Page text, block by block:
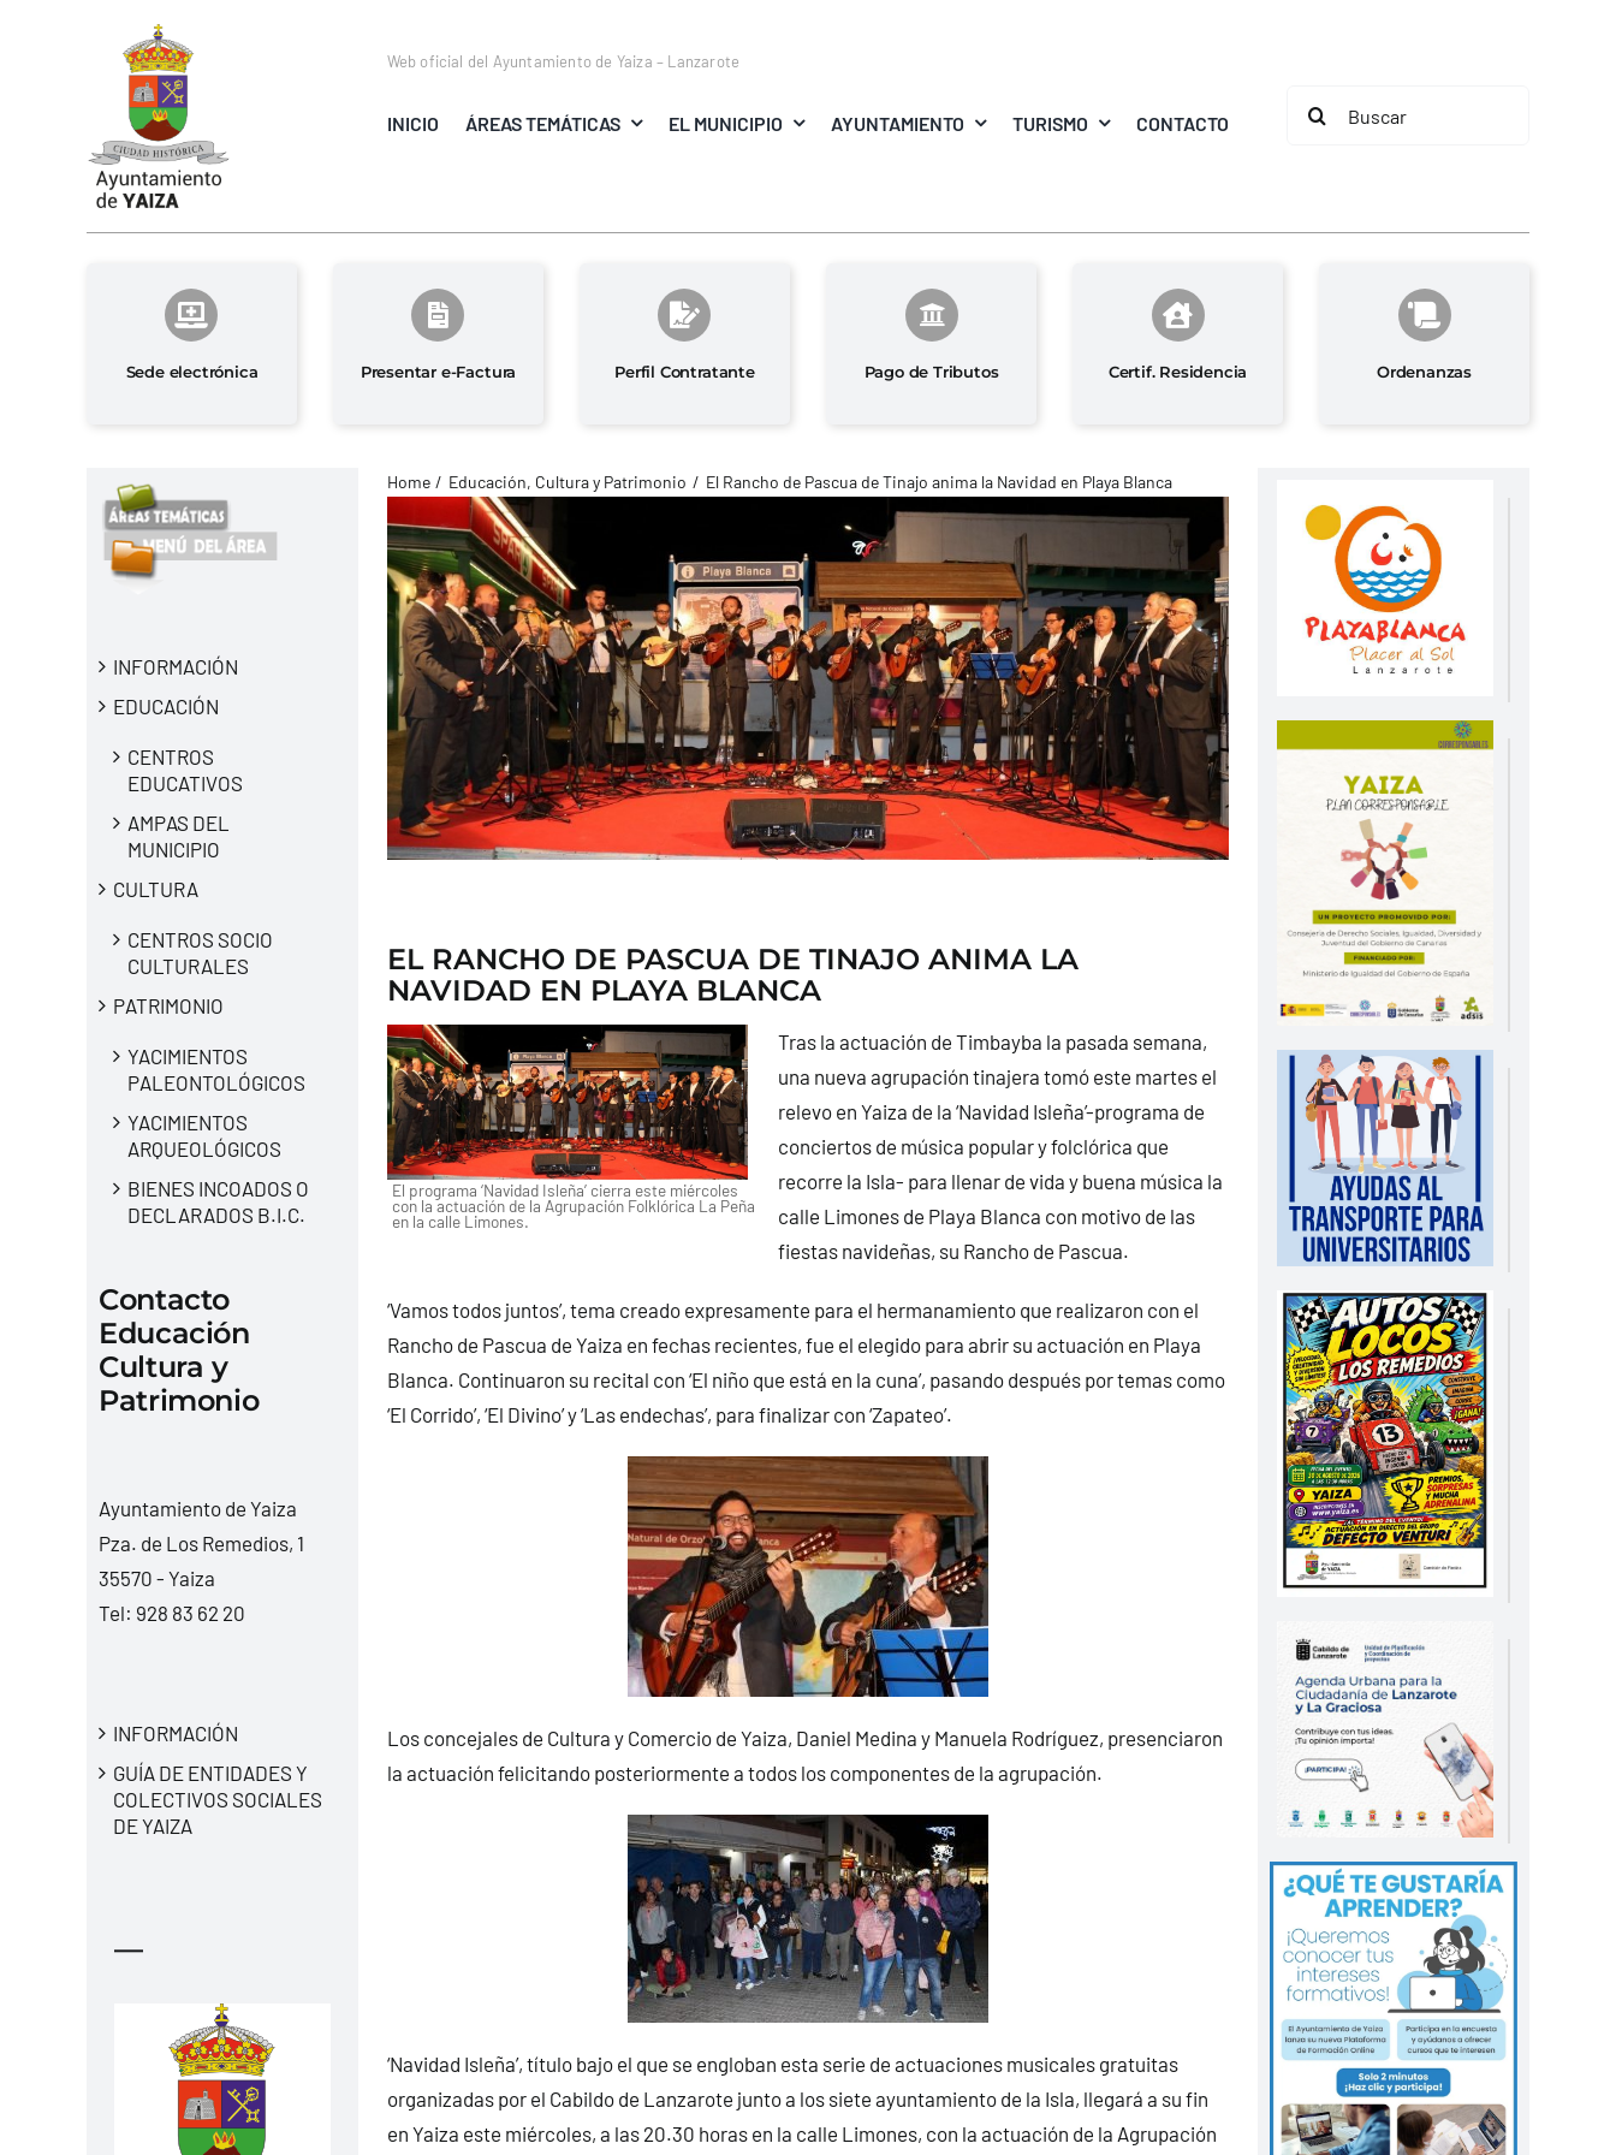
Web oficial del Ayuntamiento de Yaiza – Lanzarote
INICIO ÁREAS TEMÁTICAS EL MUNICIPIO AYUNTAMIENTO TURISMO CONTACTO
Buscar:
Sede electrónica Presentar e-Factura Perfil Contratante Pago de Tributos Certif. Residencia Ordenanzas
INFORMACIÓN
EDUCACIÓN
CENTROS
EDUCATIVOS
AMPAS DEL
MUNICIPIO
CULTURA
CENTROS SOCIO
CULTURALES
PATRIMONIO
YACIMIENTOS
PALEONTOLÓGICOS
YACIMIENTOS
ARQUEOLÓGICOS
BIENES INCOADOS O
DECLARADOS B.I.C.
Contacto
Educación
Cultura y
Patrimonio
Ayuntamiento de Yaiza
Pza. de Los Remedios, 1
35570 - Yaiza
Tel: 928 83 62 20
INFORMACIÓN
GUÍA DE ENTIDADES Y
COLECTIVOS SOCIALES
DE YAIZA
—
Home Educación, Cultura y Patrimonio El Rancho de Pascua de Tinajo anima la Navidad en Playa Blanca
EL RANCHO DE PASCUA DE TINAJO ANIMA LA
NAVIDAD EN PLAYA BLANCA
El programa ‘Navidad Isleña’ cierra este miércoles
con la actuación de la Agrupación Folklórica La Peña
en la calle Limones.
Tras la actuación de Timbayba la pasada semana,
una nueva agrupación tinajera tomó este martes el
relevo en Yaiza de la ‘Navidad Isleña’-programa de
conciertos de música popular y folclórica que
recorre la Isla- para llenar de vida y buena música la
calle Limones de Playa Blanca con motivo de las
fiestas navideñas, su Rancho de Pascua.
‘Vamos todos juntos’, tema creado expresamente para el hermanamiento que realizaron con el
Rancho de Pascua de Yaiza en fechas recientes, fue el elegido para abrir su actuación en Playa
Blanca. Continuaron su recital con ‘El niño que está en la cuna’, pasando después por temas como
‘El Corrido’, ‘El Divino’ y ‘Las endechas’, para finalizar con ‘Zapateo’.
Los concejales de Cultura y Comercio de Yaiza, Daniel Medina y Manuela Rodríguez, presenciaron
la actuación felicitando posteriormente a todos los componentes de la agrupación.
‘Navidad Isleña’, título bajo el que se engloban esta serie de actuaciones musicales gratuitas
organizadas por el Cabildo de Lanzarote junto a los siete ayuntamiento de la Isla, llegará a su fin
en Yaiza este miércoles, a las 20.30 horas en la calle Limones, con la actuación de la Agrupación